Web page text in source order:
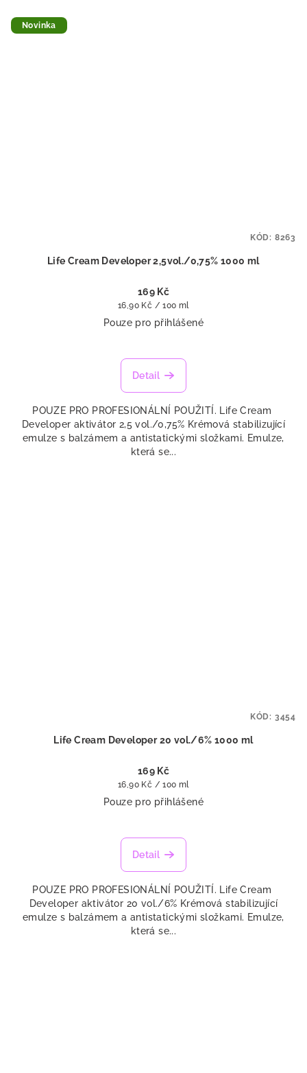
Novinka
Life Cream Developer 2,5vol./0,75% 1000 ml
169 Kč
Měrná
16,90 Kč / 100 ml
Pouze pro přihlášené
Detail
POUZE PRO PROFESIONÁLNÍ POUŽITÍ. Life Cream
Developer aktivátor 2,5 vol./0,75% Krémová stabilizující
emulze s balzámem a antistatickými složkami. Emulze,
která se...
KÓD: 8263
Life Cream Developer 20 vol./6% 1000 ml
169 Kč
Měrná
cena:
16,90 Kč / 100 ml
Pouze pro přihlášené
Detail
POUZE PRO PROFESIONÁLNÍ POUŽITÍ. Life Cream
Developer aktivátor 20 vol./6% Krémová stabilizující
emulze s balzámem a antistatickými složkami. Emulze,
která se...
KÓD: 3454